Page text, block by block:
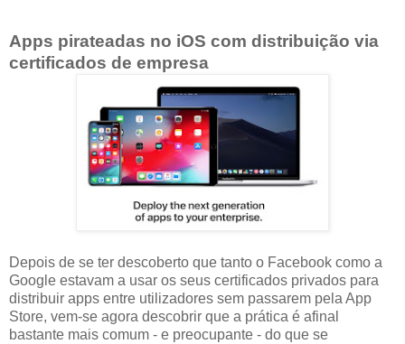
Apps pirateadas no iOS com distribuição via
certificados de empresa
Depois de se ter descoberto que tanto o Facebook como a
Google estavam a usar os seus certificados privados para
distribuir apps entre utilizadores sem passarem pela App
Store, vem-se agora descobrir que a prática é afinal
bastante mais comum - e preocupante - do que se